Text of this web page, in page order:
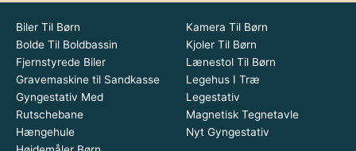
Biler Til Børn
Bolde Til Boldbassin
Fjernstyrede Biler
Gravemaskine til Sandkasse
Gyngestativ Med
Rutschebane
Hængehule
Kamera Til Børn
Kjoler Til Børn
Lænestol Til Børn
Legehus I Træ
Legestativ
Magnetisk Tegnetavle
Nyt Gyngestativ